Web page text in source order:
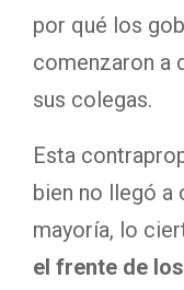
por qué los
comenzaron a
sus colegas.
Esta
bien no llegó a
mayoría, lo
el frente de